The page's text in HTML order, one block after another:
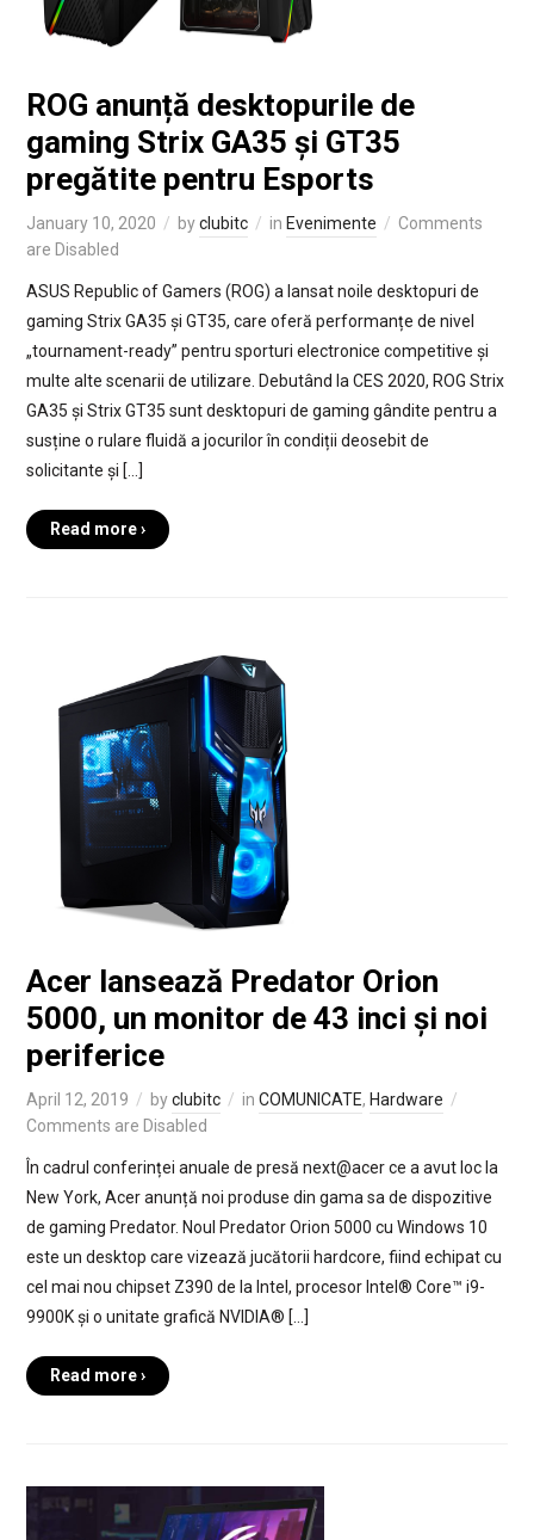
ROG anunță desktopurile de
gaming Strix GA35 și GT35
pregătite pentru Esports
January 10, 2020 byclubitc in Evenimente
Comments
are Disabled
ASUS Republic of Gamers (ROG) a lansat noile desktopuri de
gaming Strix GA35 și GT35, care oferă performanțe de nivel
„tournament-ready” pentru sporturi electronice competitive și
multe alte scenarii de utilizare. Debutând la CES 2020, ROG Strix
GA35 și Strix GT35 sunt desktopuri de gaming gândite pentru a
susține o rulare fluidă a jocurilor în condiții deosebit de
solicitante și […]
Read more ›
Acer lansează Predator Orion
5000, un monitor de 43 inci și noi
periferice
April 12, 2019 byclubitc in COMUNICATE, Hardware
Comments are Disabled
În cadrul conferinței anuale de presă next@acer ce a avut loc la
New York, Acer anunță noi produse din gama sa de dispozitive
de gaming Predator. Noul Predator Orion 5000 cu Windows 10
este un desktop care vizează jucătorii hardcore, fiind echipat cu
cel mai nou chipset Z390 de la Intel, procesor Intel® Core™ i9-
9900K și o unitate grafică NVIDIA® […]
Read more ›